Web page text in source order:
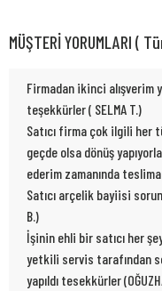
MÜŞTERİ YORUMLARI (
Firmadan ikinci alışverim
teşekkürler ( SELMA T.)
Satıcı firma çok ilgili her
geçde olsa dönüş
ederim zamanında
Satıcı arçelik bayiisi
B.)
İşinin ehli bir satıcı her
yetkili servis tarafından
yapıldı tesekkürler